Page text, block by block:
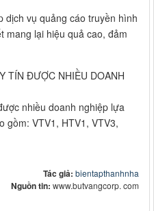
dịch vụ quảng cáo truyền hình
mang lại hiệu quả cao, đảm
TÍN ĐƯỢC NHIỀU DOANH
nhiều doanh nghiệp lựa
gồm: VTV1, HTV1, VTV3,
Tác giả: bientapthanhnha
Nguồn tin: www.butvangcorp. com